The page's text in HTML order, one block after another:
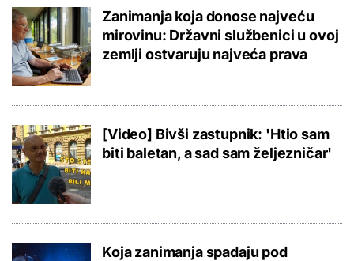
Zanimanja koja donose najveću
mirovinu: Državni službenici u ovoj
zemlji ostvaruju najveća prava
[Video] Bivši zastupnik: 'Htio sam
biti baletan, a sad sam željezničar'
Koja zanimanja spadaju pod